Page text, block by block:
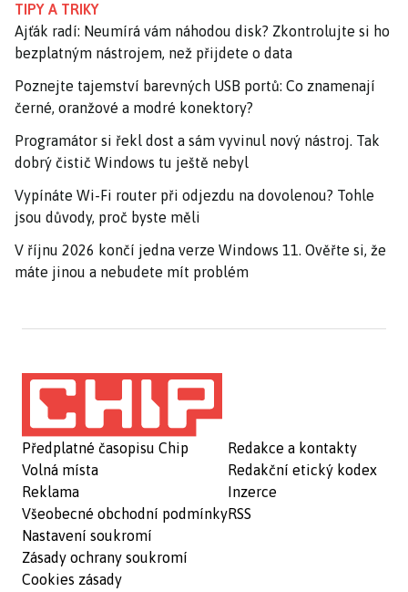
TIPY A TRIKY
Ajťák radí: Neumírá vám náhodou disk? Zkontrolujte si ho
bezplatným nástrojem, než přijdete o data
Poznejte tajemství barevných USB portů: Co znamenají
černé, oranžové a modré konektory?
Programátor si řekl dost a sám vyvinul nový nástroj. Tak
dobrý čistič Windows tu ještě nebyl
Vypínáte Wi-Fi router při odjezdu na dovolenou? Tohle
jsou důvody, proč byste měli
V říjnu 2026 končí jedna verze Windows 11. Ověřte si, že
máte jinou a nebudete mít problém
Předplatné časopisu Chip
Volná místa
Reklama
Všeobecné obchodní podmínky
Nastavení soukromí
Zásady ochrany soukromí
Cookies zásady
Redakce a kontakty
Redakční etický kodex
Inzerce
RSS